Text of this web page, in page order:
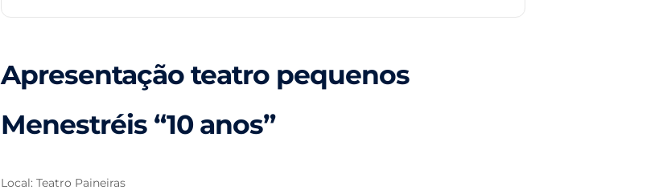
Apresentação teatro pequenos
Menestréis “10 anos”
Local: Teatro Paineiras